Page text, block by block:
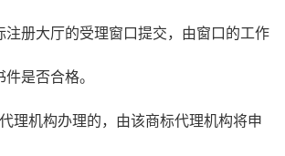
注册大厅的受理窗口提交，由窗口的工作
是否合格。
理机构办理的，由该商标代理机构将申